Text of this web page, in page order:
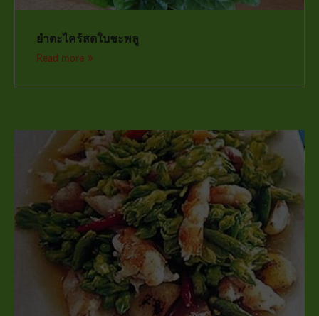
ยำตะไคร้สดใบชะพลู
Read more